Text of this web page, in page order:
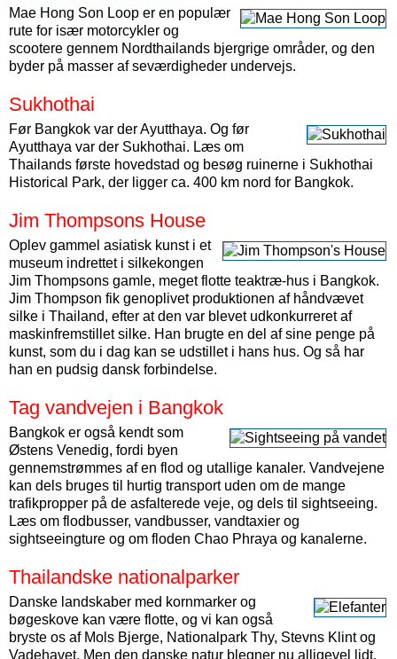
Mae Hong Son Loop er en populær
rute for især motorcykler og
scootere gennem Nordthailands bjergrige områder, og den
byder på masser af seværdigheder undervejs.
Sukhothai
Før Bangkok var der Ayutthaya. Og før
Ayutthaya var der Sukhothai. Læs om
Thailands første hovedstad og besøg ruinerne i Sukhothai
Historical Park, der ligger ca. 400 km nord for Bangkok.
Jim Thompsons House
Oplev gammel asiatisk kunst i et
museum indrettet i silkekongen
Jim Thompsons gamle, meget flotte teaktræ-hus i Bangkok.
Jim Thompson fik genoplivet produktionen af håndvævet
silke i Thailand, efter at den var blevet udkonkurreret af
maskinfremstillet silke. Han brugte en del af sine penge på
kunst, som du i dag kan se udstillet i hans hus. Og så har
han en pudsig dansk forbindelse.
Tag vandvejen i Bangkok
Bangkok er også kendt som
Østens Venedig, fordi byen
gennemstrømmes af en flod og utallige kanaler. Vandvejene
kan dels bruges til hurtig transport uden om de mange
trafikpropper på de asfalterede veje, og dels til sightseeing.
Læs om flodbusser, vandbusser, vandtaxier og
sightseeingture og om floden Chao Phraya og kanalerne.
Thailandske nationalparker
Danske landskaber med kornmarker og
bøgeskove kan være flotte, og vi kan også
bryste os af Mols Bjerge, Nationalpark Thy, Stevns Klint og
Vadehavet. Men den danske natur blegner nu alligevel lidt,